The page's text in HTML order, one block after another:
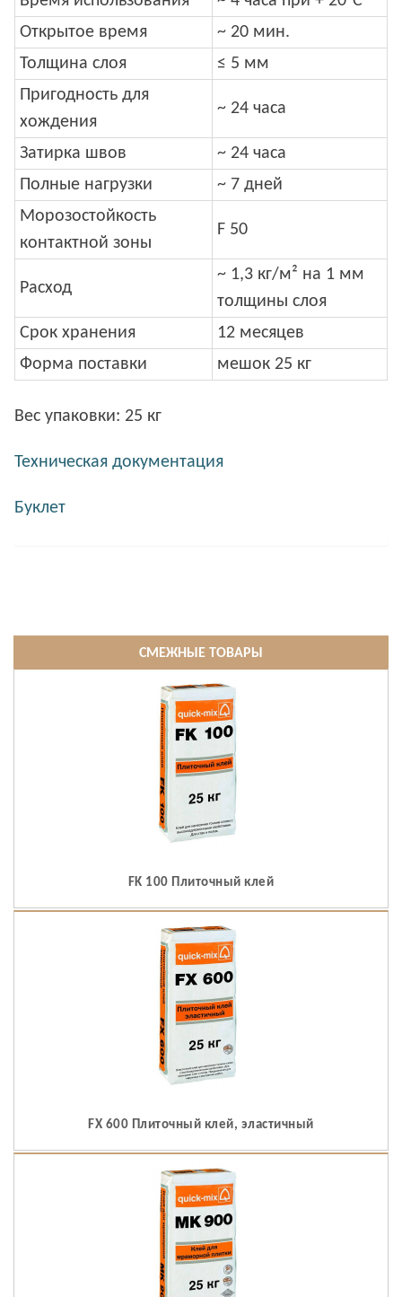
Открытое время
~ 20 мин.
Толщина слоя
≤ 5 мм
Пригодность для
хождения
~ 24 часа
Затирка швов
~ 24 часа
Полные нагрузки
~ 7 дней
Морозостойкость
контактной зоны
F 50
Расход
~ 1,3 кг/м² на 1 мм
толщины слоя
Срок хранения
12 месяцев
Форма поставки
мешок 25 кг
Вес упаковки: 25 кг
Техническая документация
Буклет
СМЕЖНЫЕ ТОВАРЫ
FK 100 Плиточный клей
FX 600 Плиточный клей, эластичный